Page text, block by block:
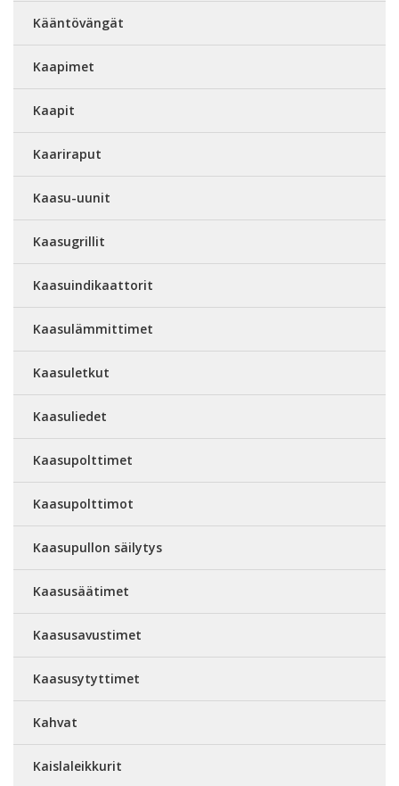
Kääntövängät
Kaapimet
Kaapit
Kaariraput
Kaasu-uunit
Kaasugrillit
Kaasuindikaattorit
Kaasulämmittimet
Kaasuletkut
Kaasuliedet
Kaasupolttimet
Kaasupolttimot
Kaasupullon säilytys
Kaasusäätimet
Kaasusavustimet
Kaasusytyttimet
Kahvat
Kaislaleikkurit